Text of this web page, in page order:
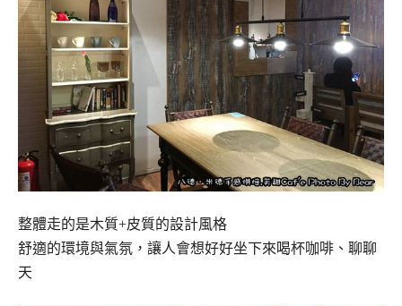
整體走的是木質+皮質的設計風格
舒適的環境與氣氛，讓人會想好好坐下來喝杯咖啡、聊聊
天